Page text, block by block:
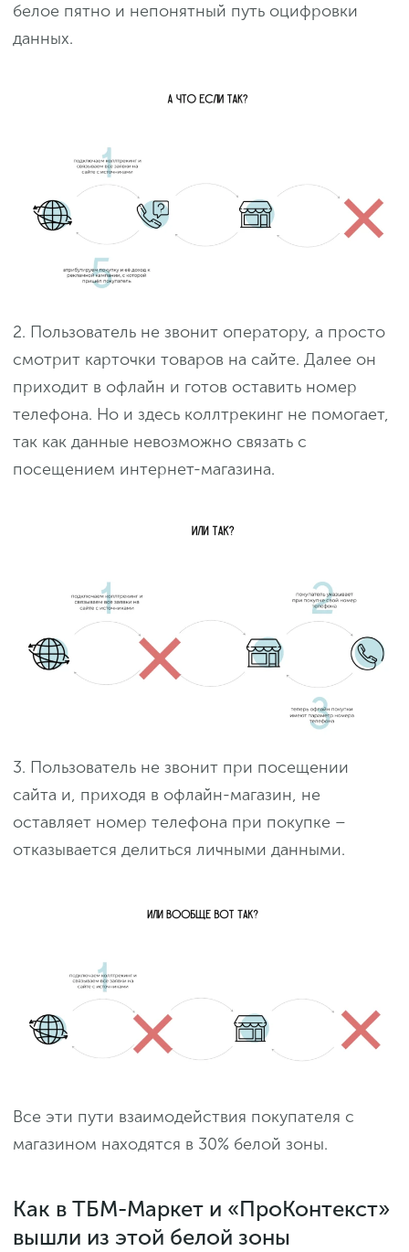
белое пятно и непонятный путь оцифровки
данных.
2. Пользователь не звонит оператору, а просто
смотрит карточки товаров на сайте. Далее он
приходит в офлайн и готов оставить номер
телефона. Но и здесь коллтрекинг не помогает,
так как данные невозможно связать с
посещением интернет-магазина.
3. Пользователь не звонит при посещении
сайта и, приходя в офлайн-магазин, не
оставляет номер телефона при покупке –
отказывается делиться личными данными.
Все эти пути взаимодействия покупателя с
магазином находятся в 30% белой зоны.
Как в ТБМ-Маркет и «ПроКонтекст»
вышли из этой белой зоны